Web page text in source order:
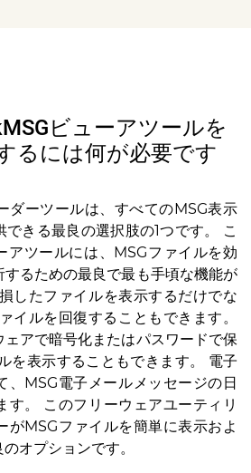
ビューアツールを
るには何が必要です
ダーツールは、すべてのMSG表示
きる最良の選択肢の1つです。 こ
アツールには、MSGファイルを効
るための最良で最も手頃な機能が
したファイルを表示するだけでな
イルを回復することもできます。
ェアで暗号化またはパスワードで保
を表示することもできます。 電子
、MSG電子メールメッセージの日
す。 このフリーウェアユーティリ
がMSGファイルを簡単に表示およ
オプションです。